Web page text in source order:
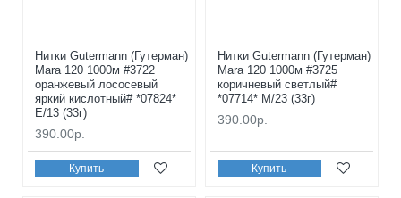
Нитки Gutermann (Гутерман)
Mara 120 1000м #3722
оранжевый лососевый
яркий кислотный# *07824*
E/13 (33г)
390.00р.
Купить
Нитки Gutermann (Гутерман)
Mara 120 1000м #3725
коричневый светлый#
*07714* M/23 (33г)
390.00р.
Купить